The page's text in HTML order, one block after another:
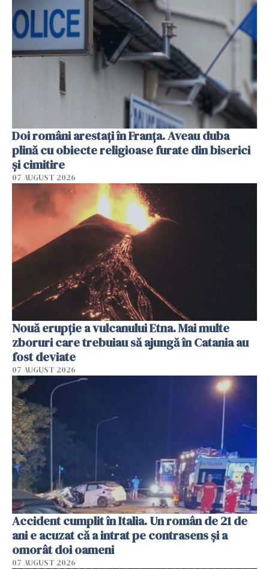
Doi români arestați în Franța. Aveau duba
plină cu obiecte religioase furate din biserici
și cimitire
07 AUGUST 2026
Nouă erupție a vulcanului Etna. Mai multe
zboruri care trebuiau să ajungă în Catania au
fost deviate
07 AUGUST 2026
Accident cumplit în Italia. Un român de 21 de
ani e acuzat că a intrat pe contrasens și a
omorât doi oameni
07 AUGUST 2026